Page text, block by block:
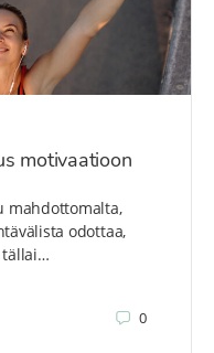
motivaatioon
mahdottomalta,
odottaa,
tällai…
0